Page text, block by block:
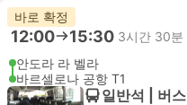
바로 확정
12:00 15:30 3시간 30분
안도라 라 벨라
바르셀로나 공항 T1
일반석 | 버스